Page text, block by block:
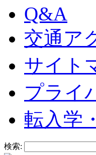
Q&A
交通ア
サイト
プライ
転入学
検索: